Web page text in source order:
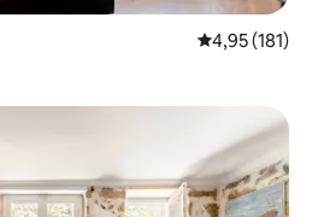
Gemiddelde
4,95 (181)